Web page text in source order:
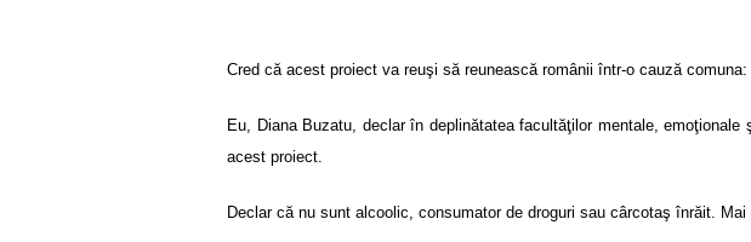
Cred că acest proiect va reuşi să reunească românii într-o cauză
Eu, Diana Buzatu, declar în deplinătatea facultăţilor mentale,
acest proiect.
Declar că nu sunt alcoolic, consumator de droguri sau cârcotaş înrăit.